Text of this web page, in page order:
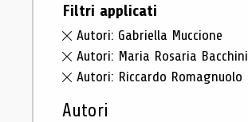
Filtri applicati
Autori: Gabriella Muccione
Autori: Maria Rosaria Bacchini
Autori: Riccardo Romagnuolo
Autori